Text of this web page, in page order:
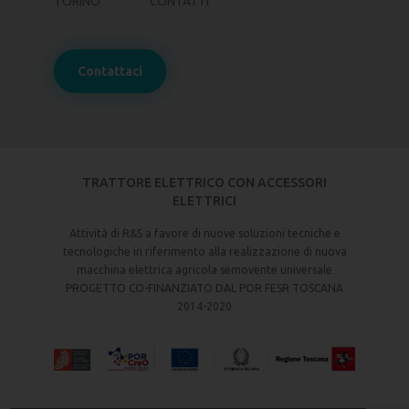
Contattaci
TRATTORE ELETTRICO CON ACCESSORI
ELETTRICI
Attività di R&S a favore di nuove soluzioni tecniche e
tecnologiche in riferimento alla realizzazione di nuova
macchina elettrica agricola semovente universale
PROGETTO CO-FINANZIATO DAL POR FESR TOSCANA
2014-2020